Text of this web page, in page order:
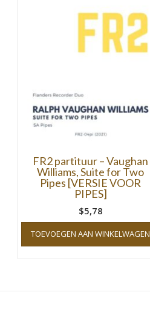
FR2 partituur – Vaughan
Williams, Suite for Two
Pipes [VERSIE VOOR
PIPES]
$5,78
TOEVOEGEN AAN WINKELWAGEN